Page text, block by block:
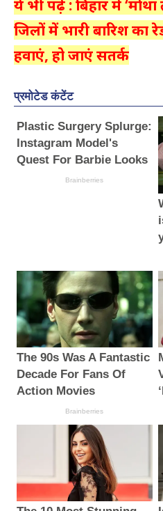
ये भी पढ़ें : बिहार में
जिलों में भारी बारिश का
हवाएं, हो जाएं सतर्क